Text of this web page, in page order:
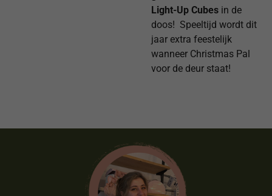
Light-Up Cubes in de
doos! Speeltijd wordt dit
jaar extra feestelijk
wanneer Christmas Pal
voor de deur staat!